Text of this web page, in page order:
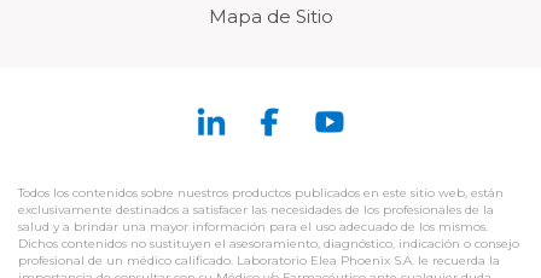
Mapa de Sitio
Todos los contenidos sobre nuestros productos publicados en este sitio web, están
exclusivamente destinados a satisfacer las necesidades de los profesionales de la
salud y a brindar una mayor información para el uso adecuado de los mismos.
Dichos contenidos no sustituyen el asesoramiento, diagnóstico, indicación o consejo
profesional de un médico calificado. Laboratorio Elea Phoenix S.A. le recuerda la